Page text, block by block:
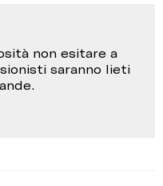
non esitare a
saranno lieti